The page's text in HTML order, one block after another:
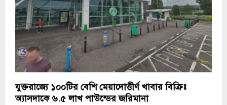
যুক্তরাজ্যে ১০০টির বেশি মেয়াদোত্তীর্ণ খাবার বিক্রিঃ
অ্যাসদাকে ৬.৫ লাখ পাউন্ডের জরিমানা